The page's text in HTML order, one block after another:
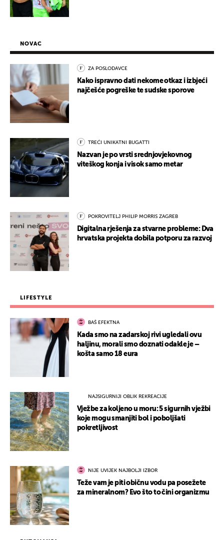
NOVAC
ZA POSLODAVCE
Kako ispravno dati nekome otkaz i izbjeći
najčešće pogreške te sudske sporove
TREĆI UNIKATNI BUGATTI
Nazvan je po vrsti srednjovjekovnog
viteškog konja i visok samo metar
POKROVITELJ PHILIP MORRIS ZAGREB
Digitalna rješenja za stvarne probleme: Dva
hrvatska projekta dobila potporu za razvoj
LIFESTYLE
BAŠ EFEKTNA
Kada smo na zadarskoj rivi ugledali ovu
haljinu, morali smo doznati odakle je –
košta samo 18 eura
NAJSIGURNIJI OBLIK REKREACIJE
Vježbe za koljeno u moru: 5 sigurnih vježbi
koje mogu smanjiti bol i poboljšati
pokretljivost
NIJE UVIJEK NAJBOLJI IZBOR
Teže vam je piti običnu vodu pa posežete
za mineralnom? Evo što to čini organizmu